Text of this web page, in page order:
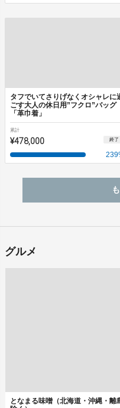
タフでいてさりげなくオシャレに
ごす大人の休日用”フクロ”バッグ
「革巾着」
累計
¥478,000 終了
239
グルメ
となまる味噌（北海道・沖縄・離